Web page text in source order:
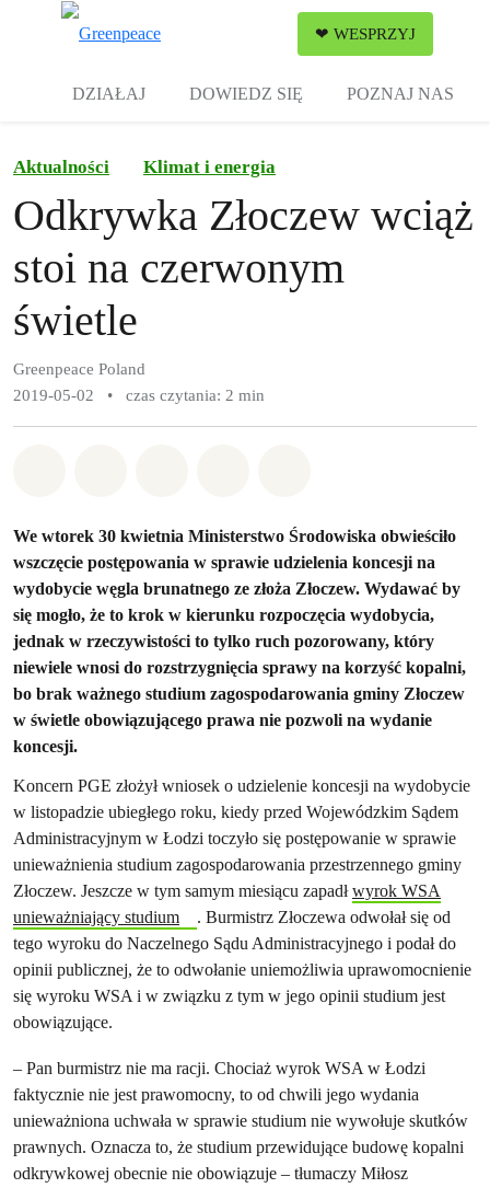
❤ WESPRZYJ
DZIAŁAJ DOWIEDZ SIĘ POZNAJ NAS
Aktualności Klimat i energia
Odkrywka Złoczew wciąż
stoi na czerwonym
świetle
Greenpeace Poland
2019-05-02
• czas czytania: 2 min
We wtorek 30 kwietnia Ministerstwo Środowiska obwieściło
wszczęcie postępowania w sprawie udzielenia koncesji na
wydobycie węgla brunatnego ze złoża Złoczew. Wydawać by
się mogło, że to krok w kierunku rozpoczęcia wydobycia,
jednak w rzeczywistości to tylko ruch pozorowany, który
niewiele wnosi do rozstrzygnięcia sprawy na korzyść kopalni,
bo brak ważnego studium zagospodarowania gminy Złoczew
w świetle obowiązującego prawa nie pozwoli na wydanie
koncesji.
Koncern PGE złożył wniosek o udzielenie koncesji na wydobycie
w listopadzie ubiegłego roku, kiedy przed Wojewódzkim Sądem
Administracyjnym w Łodzi toczyło się postępowanie w sprawie
unieważnienia studium zagospodarowania przestrzennego gminy
Złoczew. Jeszcze w tym samym miesiącu zapadłwyrok WSA
unieważniający studium
. Burmistrz Złoczewa odwołał się od
tego wyroku do Naczelnego Sądu Administracyjnego i podał do
opinii publicznej, że to odwołanie uniemożliwia uprawomocnienie
się wyroku WSA i w związku z tym w jego opinii studium jest
obowiązujące.
– Pan burmistrz nie ma racji. Chociaż wyrok WSA w Łodzi
faktycznie nie jest prawomocny, to od chwili jego wydania
unieważniona uchwała w sprawie studium nie wywołuje skutków
prawnych. Oznacza to, że studium przewidujące budowę kopalni
odkrywkowej obecnie nie obowiązuje – tłumaczy Miłosz